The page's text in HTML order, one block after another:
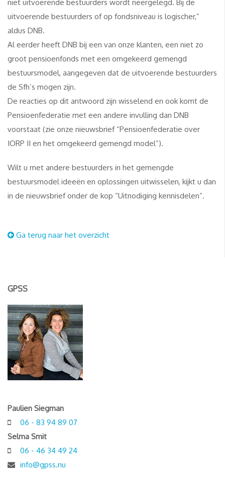
niet uitvoerende bestuurders wordt neergelegd. Bij de
uitvoerende bestuurders of op fondsniveau is logischer,”
aldus DNB.
Al eerder heeft DNB bij een van onze klanten, een niet zo
groot pensioenfonds met een omgekeerd gemengd
bestuursmodel, aangegeven dat de uitvoerende bestuurders
de Sfh’s mogen zijn.
De reacties op dit antwoord zijn wisselend en ook komt de
Pensioenfederatie met een andere invulling dan DNB
voorstaat (zie onze nieuwsbrief “Pensioenfederatie over
IORP II en het omgekeerd gemengd model”).
Wilt u met andere bestuurders in het gemengde
bestuursmodel ideeën en oplossingen uitwisselen, kijkt u dan
in de nieuwsbrief onder de kop “Uitnodiging kennisdelen”.
Ga terug naar het overzicht
GPSS
Paulien Siegman
06 - 83 94 89 07
Selma Smit
06 - 46 34 49 24
info@gpss.nu